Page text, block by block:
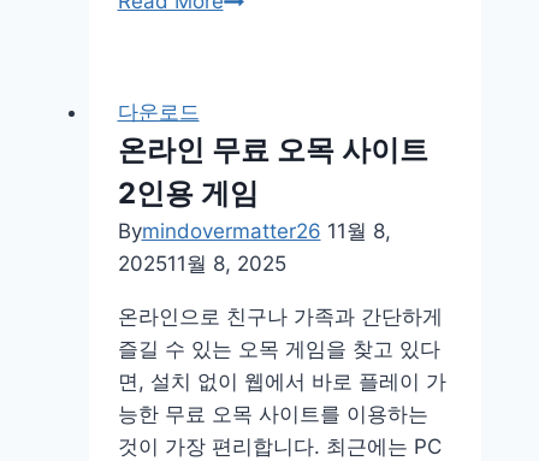
한
글
판
설
다
운
로
드
다운로드
온라인 무료 오목 사이트
2인용 게임
Bymindovermatter26 11월 8,
202511월 8, 2025
온라인으로 친구나 가족과 간단하게
즐길 수 있는 오목 게임을 찾고 있다
면, 설치 없이 웹에서 바로 플레이 가
능한 무료 오목 사이트를 이용하는
것이 가장 편리합니다. 최근에는 PC